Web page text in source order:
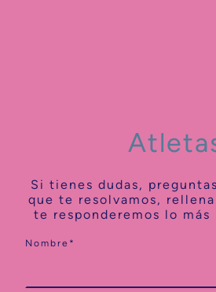
Si tienes dudas,
que te resolvamos,
te responderemos lo más
Nombre *